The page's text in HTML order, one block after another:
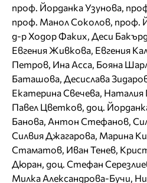
проф. Йорданка Узунова,
проф. Манол Соколов, проф.
д-р Ходор Факих, Деси
Евгения Живкова, Евгения
Петров, Ина Асса, Бояна
Баташова, Десислава
Екатерина Свечева, Наталия
Павел Цветков, доц.
Банова, Антон Стефанов,
Силвия Джагарова, Марина
Стаматов, Иван Тенев,
Дюран, доц. Стефан
Милка Александрова-Бучи,